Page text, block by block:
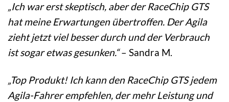
„Ich war erst skeptisch, aber der RaceChip GTS
hat meine Erwartungen übertroffen. Der Agila
zieht jetzt viel besser durch und der Verbrauch
ist sogar etwas gesunken.“– Sandra M.
„Top Produkt! Ich kann den RaceChip GTS jedem
Agila-Fahrer empfehlen, der mehr Leistung und